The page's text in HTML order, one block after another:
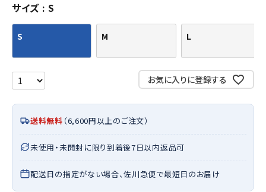
サイズ S
S M L
お気に入りに登録する
送料無料 （6,600円以上のご注文）
未使用・未開封に限り到着後7日以内返品可
配送日の指定がない場合、佐川急便で最短日のお届け